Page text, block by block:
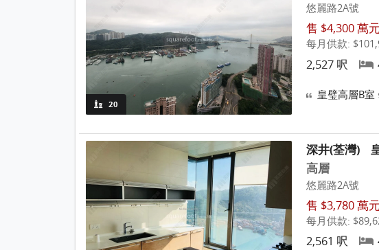
20
悠麗路2A號
售 $4,300 萬元
每月供款:
2,527 呎
皇璧高層B室
深井(荃灣)
高層
悠麗路2A號
售 $3,780 萬元
每月供款:
2,561 呎